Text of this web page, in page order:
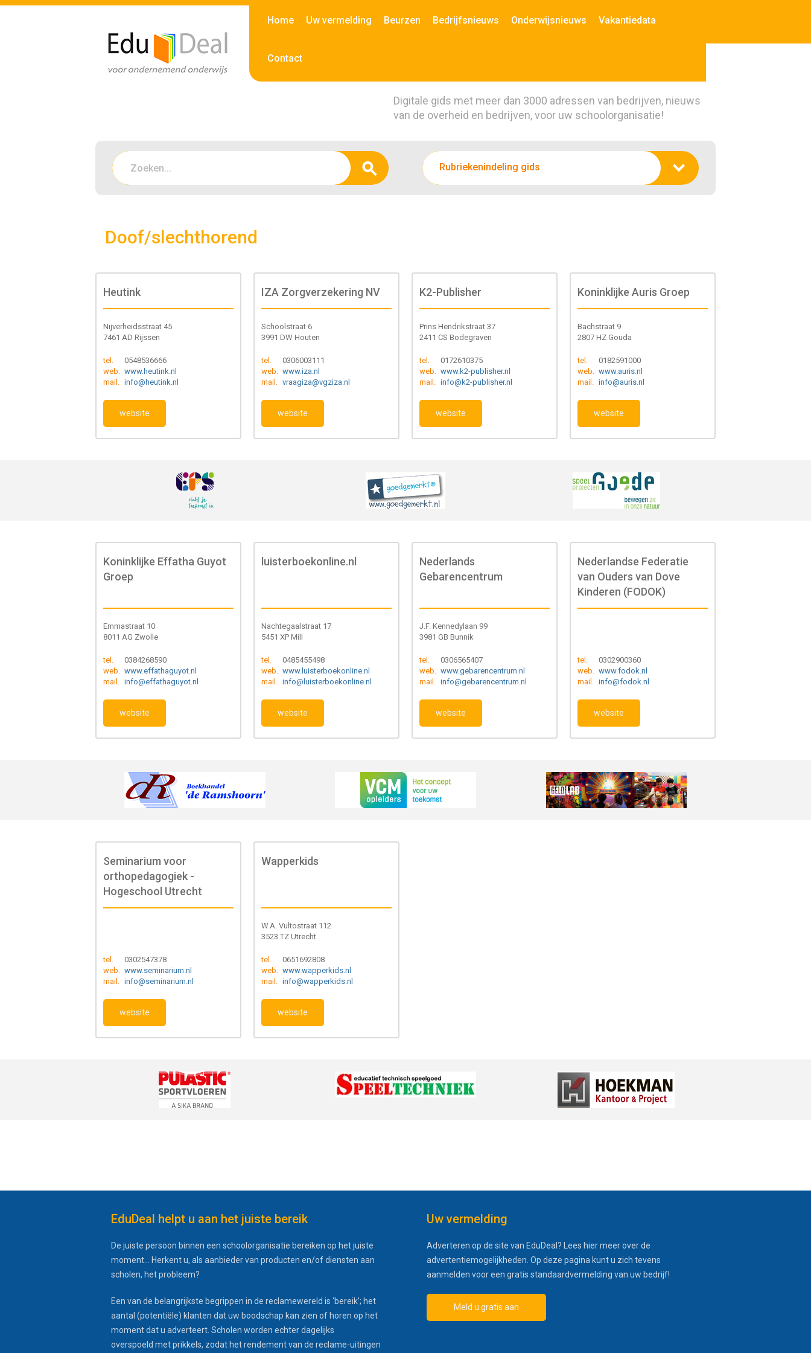
Home Uw vermelding Beurzen Bedrijfsnieuws Onderwijsnieuws Vakantiedata
Contact
Digitale gids met meer dan 3000 adressen van bedrijven, nieuws
van de overheid en bedrijven, voor uw schoolorganisatie!
Rubriekenindeling gids
Doof/slechthorend
Heutink
Nijverheidsstraat 45
7461 AD Rijssen
tel.
0548536666
web. www.heutink.nl
mail. info@heutink.nl
website
IZA Zorgverzekering NV
Schoolstraat 6
3991 DW Houten
tel.
0306003111
web. www.iza.nl
mail. vraagiza@vgziza.nl
website
K2-Publisher
Prins Hendrikstraat 37
2411 CS Bodegraven
tel.
0172610375
web. www.k2-publisher.nl
mail. info@k2-publisher.nl
website
Koninklijke Auris Groep
Bachstraat 9
2807 HZ Gouda
tel.
0182591000
web. www.auris.nl
mail. info@auris.nl
website
Koninklijke Effatha Guyot
Groep
Emmastraat 10
8011 AG Zwolle
tel.
0384268590
web. www.effathaguyot.nl
mail. info@effathaguyot.nl
website
luisterboekonline.nl
Nachtegaalstraat 17
5451 XP Mill
tel.
0485455498
web. www.luisterboekonline.nl
mail. info@luisterboekonline.nl
website
Nederlands
Gebarencentrum
J.F. Kennedylaan 99
3981 GB Bunnik
tel.
0306565407
web. www.gebarencentrum.nl
mail. info@gebarencentrum.nl
website
Nederlandse Federatie
van Ouders van Dove
Kinderen (FODOK)
tel.
0302900360
web. www.fodok.nl
mail. info@fodok.nl
website
Seminarium voor
orthopedagogiek -
Hogeschool Utrecht
tel.
0302547378
web. www.seminarium.nl
mail. info@seminarium.nl
website
Wapperkids
W.A. Vultostraat 112
3523 TZ Utrecht
tel.
0651692808
web. www.wapperkids.nl
mail. info@wapperkids.nl
website
EduDeal helpt u aan het juiste bereik
De juiste persoon binnen een schoolorganisatie bereiken op het juiste
moment... Herkent u, als aanbieder van producten en/of diensten aan
scholen, het probleem?
Een van de belangrijkste begrippen in de reclamewereld is ‘bereik’; het
aantal (potentiële) klanten dat uw boodschap kan zien of horen op het
moment dat u adverteert. Scholen worden echter dagelijks
overspoeld met prikkels, zodat het rendement van de reclame-uitingen
Uw vermelding
Adverteren op de site van EduDeal? Lees hier meer over de
advertentiemogelijkheden. Op deze pagina kunt u zich tevens
aanmelden voor een gratis standaardvermelding van uw bedrijf!
Meld u gratis aan